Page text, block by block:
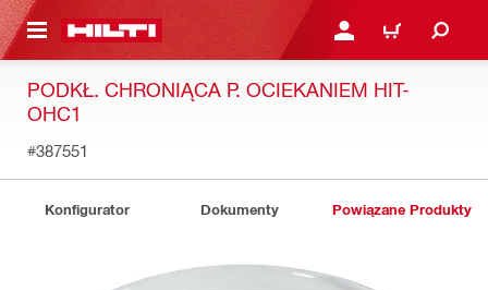
GŁÓWNEJ ZALOGUJ SIĘ LUB
KOSZYK
PODKŁ. CHRONIĄCA P. OCIEKANIEM HIT-
OHC1
#387551
Konfigurator Dokumenty Powiązane Produkty